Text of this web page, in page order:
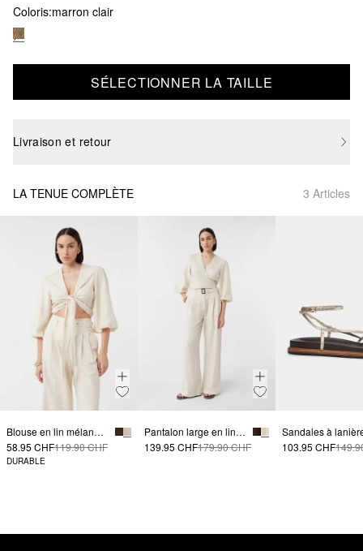
Coloris:marron clair
SÉLECTIONNER LA TAILLE
Livraison et retour
LA TENUE COMPLÈTE 3 Articles
Blouse en lin mélangé noué | comma x Füsun Lindner
58.95 CHF119.90 CHF
DURABLE
Pantalon large en lin mélangé avec ceinture en tissu | comma x Füsun Lindner
139.95 CHF179.90 CHF 103.95 CHF